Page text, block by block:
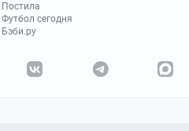
Постила
Футбол сегодня
Бэби.ру